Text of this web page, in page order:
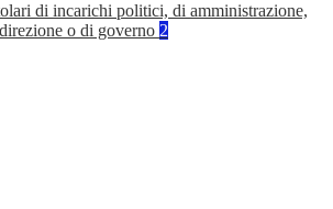
di incarichi politici, di amministrazione,
o di governo 2